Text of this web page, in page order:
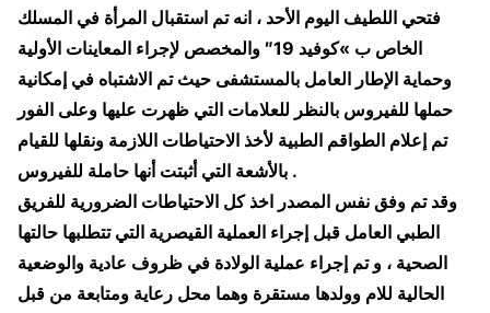
فتحي اللطيف اليوم الأحد ، انه تم استقبال المرأة في المسلك
الخاص ب »كوفيد 19″ والمخصص لإجراء المعاينات الأولية
وحماية الإطار العامل بالمستشفى حيث تم الاشتباه في إمكانية
حملها للفيروس بالنظر للعلامات التي ظهرت عليها وعلى الفور
تم إعلام الطواقم الطبية لأخذ الاحتياطات اللازمة ونقلها للقيام
بالأشعة التي أثبتت أنها حاملة للفيروس .
وقد تم وفق نفس المصدر اخذ كل الاحتياطات الضرورية للفريق
الطبي العامل قبل إجراء العملية القيصرية التي تتطلبها حالتها
الصحية ، و تم إجراء عملية الولادة في ظروف عادية والوضعية
الحالية للام وولدها مستقرة وهما محل رعاية ومتابعة من قبل